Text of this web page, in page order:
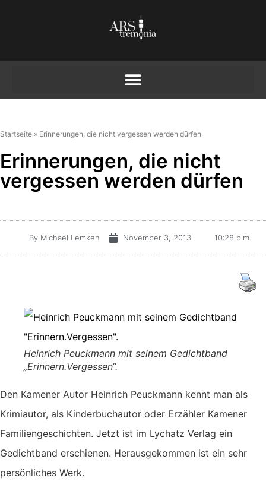
Startseite » Erinnerungen, die nicht vergessen werden dürfen
Erinnerungen, die nicht
vergessen werden dürfen
By Michael Lemken November 3, 2013 10:28 p.m.
Heinrich Peuckmann mit seinem Gedichtband
„Erinnern.Vergessen“.
Den Kamener Autor Heinrich Peuckmann kennt man als
Krimiautor, als Kinderbuchautor oder Erzähler Kamener
Familiengeschichten. Jetzt ist im Lychatz Verlag ein
Gedichtband erschienen. Herausgekommen ist ein sehr
persönliches Werk.